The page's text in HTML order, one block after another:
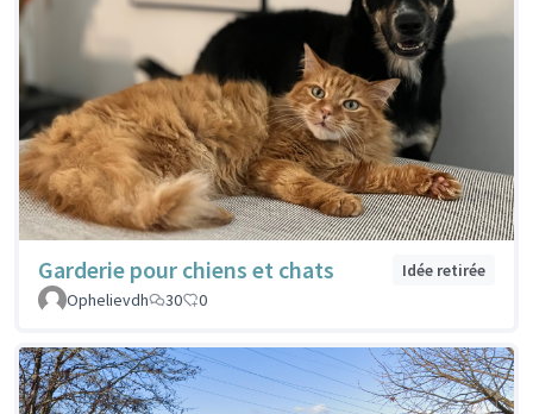
Garderie pour chiens et chats
Idée retirée
Ophelievdh
30 0